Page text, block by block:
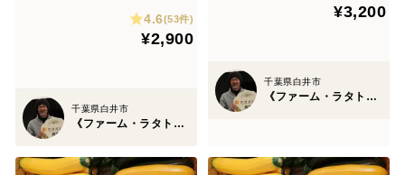
4.6(53件)
¥2,900
千葉県白井市
《ファーム・ラタトゥィユ》たきざわ農園
¥3,200
千葉県白井市
《ファーム・ラタトゥィユ》たきざわ農園